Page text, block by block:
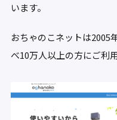
います。
おちゃのこネットは2005
べ10万人以上の方にご利